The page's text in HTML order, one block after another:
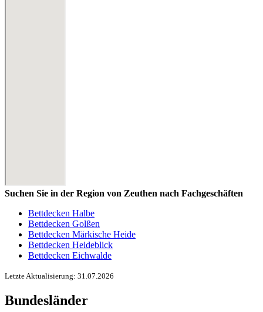
Suchen Sie in der Region von Zeuthen nach Fachgeschäften
Bettdecken Halbe
Bettdecken Golßen
Bettdecken Märkische Heide
Bettdecken Heideblick
Bettdecken Eichwalde
Letzte Aktualisierung: 31.07.2026
Bundesländer